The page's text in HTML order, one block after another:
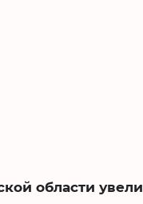
области